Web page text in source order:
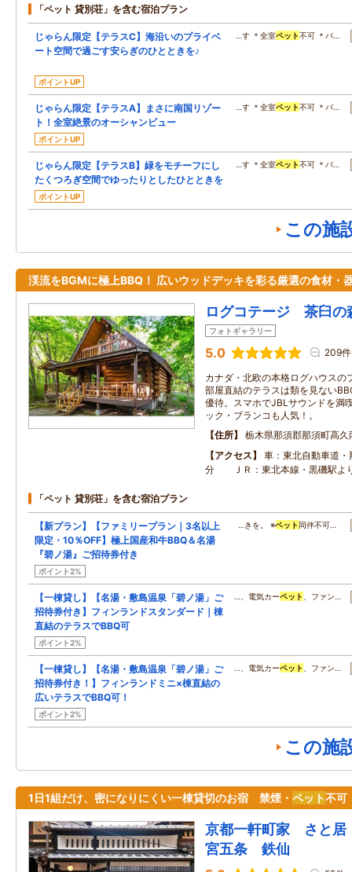
「ペット 貸別荘」を含む宿泊プラン
じゃらん限定【テラスC】海沿いのプライベ
ート空間で過ごす安らぎのひとときを♪
ポイントUP
…す ＊全室ペット不可 ＊バ…
じゃらん限定【テラスA】まさに南国リゾー
ト！全室絶景のオーシャンビュー
ポイントUP
…す ＊全室ペット不可 ＊バ…
じゃらん限定【テラスB】緑をモチーフにし
たくつろぎ空間でゆったりとしたひとときを
ポイントUP
…す ＊全室ペット不可 ＊バ…
この施
渓流をBGMに極上BBQ！ 広いウッドデッキを彩る厳選の食材・
ログコテージ 茶臼の
フォトギャラリー
5.0 209件
カナダ・北欧の本格ログハウスの
部屋直結のテラスは類を見ない
優待。スマホでJBLサウンドを満
ック・ブランコも人気！。
住所
栃木県那須郡那須町高
アクセス
車：東北自動車道
分 ＪＲ：東北本線・黒磯駅よ
「ペット 貸別荘」を含む宿泊プラン
【新プラン】【ファミリープラン｜3名以上
限定・10％OFF】極上国産和牛BBQ＆名湯
『碧ノ湯』ご招待券付き
ポイント2%
…きを。 ※ペット 同伴不可…
【一棟貸し】【名湯・敷島温泉「碧ノ湯」ご
招待券付き】フィンランドスタンダード｜棟
直結のテラスでBBQ可
ポイント2%
…、電気カーペット 、ファン…
【一棟貸し】【名湯・敷島温泉「碧ノ湯」ご
招待券付き！】フィンランドミニ×棟直結の
広いテラスでBBQ可！
ポイント2%
…、電気カーペット 、ファン…
この施
1日1組だけ、密になりにくい一棟貸切のお宿 禁煙・ ペット不可
京都一軒町家 さと居
宮五条 鉄仙